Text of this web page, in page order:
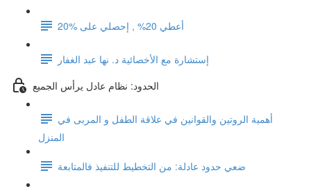
أعطي 20% , إحصلي على %20
إستشارة مع الأخصائية د. نها عبد الغفار
الحدود: نظام عادل يرأس الجميع
أهمية الروتين والقوانين في علاقة الطفل و المربى في
المنزل
ضعي حدود عادلة: من التخطيط للتنفيذ فالمتابعة